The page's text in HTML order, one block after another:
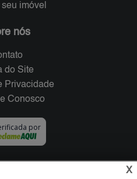
imóvel
nós
do Site
Privacidade
Conosco
por
X